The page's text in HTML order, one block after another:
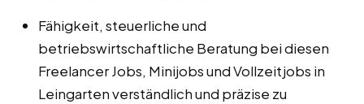
Fähigkeit, steuerliche und
betriebswirtschaftliche Beratung bei diesen
Freelancer Jobs, Minijobs und Vollzeitjobs in
Leingarten verständlich und präzise zu